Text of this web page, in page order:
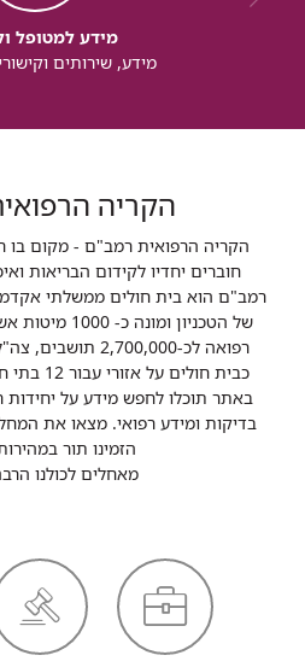
מידע למטופל
מידע, שירותים
הקריה
הקריה הרפואית רמב"ם - מקום בו
חוברים יחדיו לקידום הבריאות
רמב"ם הוא בית חולים ממשלתי
של הטכניון
רפואה לכ-
כבית חולים על אזורי עבור 12 בתי חולים בצפון מדינת ישראל.
באתר תוכלו לחפש מידע על יחידות
בדיקות ומידע רפואי. מצאו את
הזמינו תור
מאחלים לכולנו